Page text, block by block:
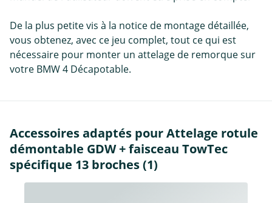
De la plus petite vis à la notice de montage détaillée,
vous obtenez, avec ce jeu complet, tout ce qui est
nécessaire pour monter un attelage de remorque sur
votre BMW 4 Décapotable.
Accessoires adaptés pour Attelage rotule
démontable GDW + faisceau TowTec
spécifique 13 broches (1)